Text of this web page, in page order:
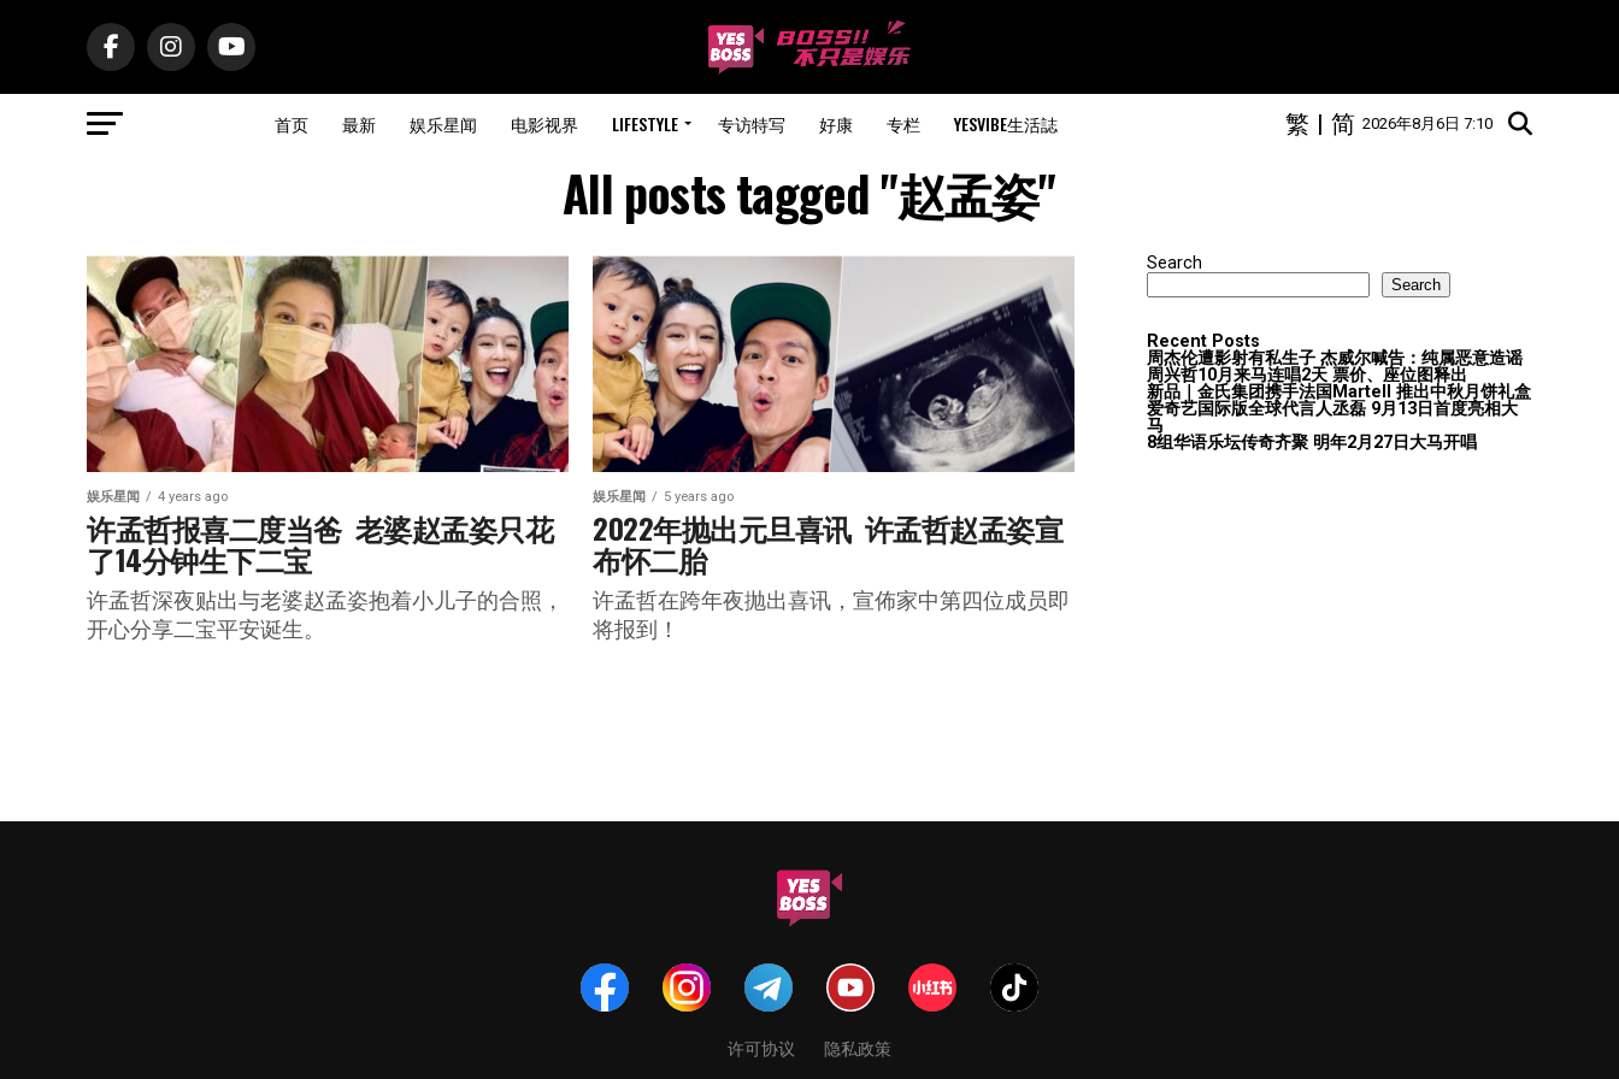
首页 最新 娱乐星闻 电影视界 LIFESTYLE 专访特写 好康 专栏 YESVIBE生活誌 2026年8月6日 7:10
简
|
繁
All posts tagged "赵孟姿"
娱乐星闻 4 years ago
许孟哲报喜二度当爸  老婆赵孟姿只花
了14分钟生下二宝
许孟哲深夜贴出与老婆赵孟姿抱着小儿子的合照，
开心分享二宝平安诞生。
娱乐星闻 5 years ago
2022年抛出元旦喜讯  许孟哲赵孟姿宣
布怀二胎
许孟哲在跨年夜抛出喜讯，宣佈家中第四位成员即
将报到！
Search
Search
Recent Posts
周杰伦遭影射有私生子 杰威尔喊告：纯属恶意造谣
周兴哲10月来马连唱2天 票价、座位图释出
新品｜金氏集团携手法国Martell 推出中秋月饼礼盒
爱奇艺国际版全球代言人丞磊 9月13日首度亮相大
马
8组华语乐坛传奇⻬聚 明年2月27日大马开唱
许可协议 隐私政策